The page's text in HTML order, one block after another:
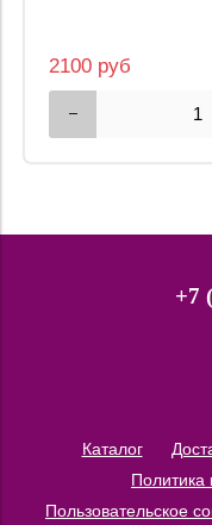
2100 руб
+7
Каталог
Политика
Пользовательское